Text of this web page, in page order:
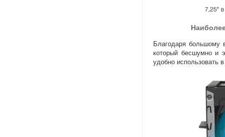
Благодаря большому
который бесшумно и
удобно использовать